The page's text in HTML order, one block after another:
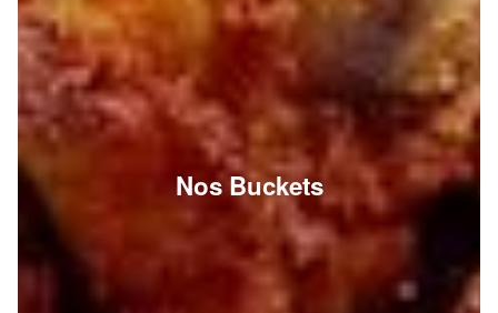
Nos Buckets